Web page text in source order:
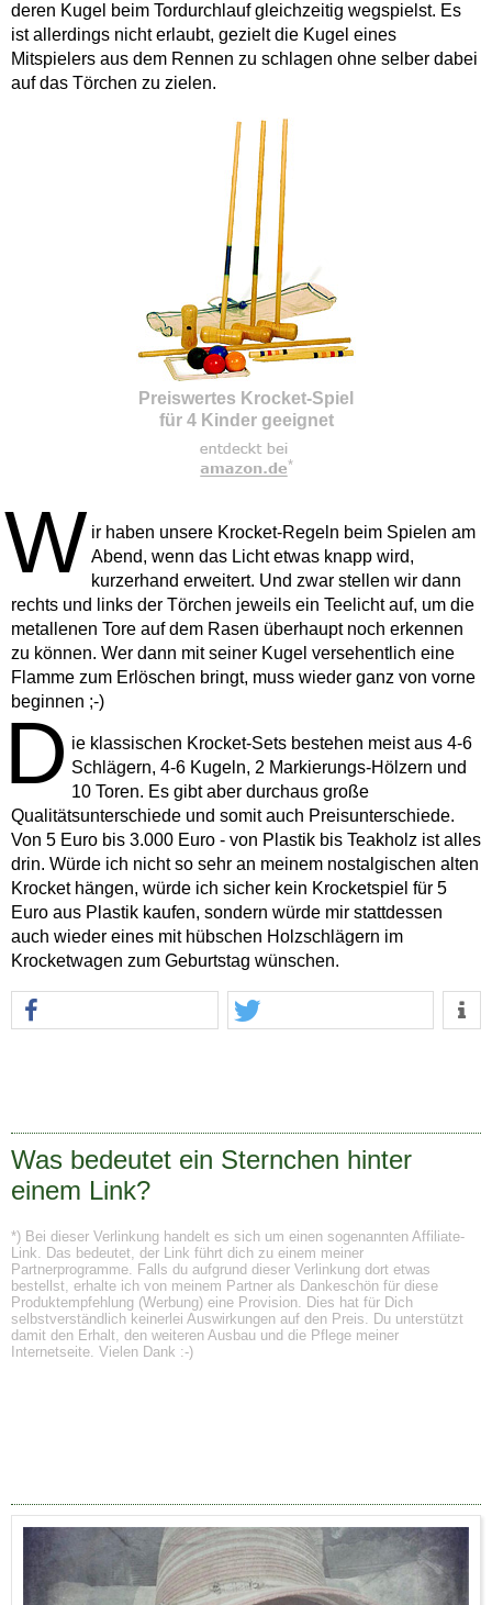
deren Kugel beim Tordurchlauf gleichzeitig wegspielst. Es
ist allerdings nicht erlaubt, gezielt die Kugel eines
Mitspielers aus dem Rennen zu schlagen ohne selber dabei
auf das Törchen zu zielen.
Preiswertes Krocket-Spiel
für 4 Kinder geeignet
*
W ir haben unsere Krocket-Regeln beim Spielen am
Abend, wenn das Licht etwas knapp wird,
kurzerhand erweitert. Und zwar stellen wir dann
rechts und links der Törchen jeweils ein Teelicht auf, um die
metallenen Tore auf dem Rasen überhaupt noch erkennen
zu können. Wer dann mit seiner Kugel versehentlich eine
Flamme zum Erlöschen bringt, muss wieder ganz von vorne
beginnen ;-)
D ie klassischen Krocket-Sets bestehen meist aus 4-6
Schlägern, 4-6 Kugeln, 2 Markierungs-Hölzern und
10 Toren. Es gibt aber durchaus große
Qualitätsunterschiede und somit auch Preisunterschiede.
Von 5 Euro bis 3.000 Euro - von Plastik bis Teakholz ist alles
drin. Würde ich nicht so sehr an meinem nostalgischen alten
Krocket hängen, würde ich sicher kein Krocketspiel für 5
Euro aus Plastik kaufen, sondern würde mir stattdessen
auch wieder eines mit hübschen Holzschlägern im
Krocketwagen zum Geburtstag wünschen.
Was bedeutet ein Sternchen hinter
einem Link?
*) Bei dieser Verlinkung handelt es sich um einen sogenannten Affiliate-
Link. Das bedeutet, der Link führt dich zu einem meiner
Partnerprogramme. Falls du aufgrund dieser Verlinkung dort etwas
bestellst, erhalte ich von meinem Partner als Dankeschön für diese
Produktempfehlung (Werbung) eine Provision. Dies hat für Dich
selbstverständlich keinerlei Auswirkungen auf den Preis. Du unterstützt
damit den Erhalt, den weiteren Ausbau und die Pflege meiner
Internetseite. Vielen Dank :-)